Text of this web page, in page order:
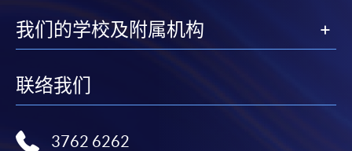
我们的学校及附属机构
联络我们
3762 6262